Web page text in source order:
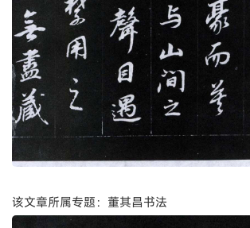
该文章所属专题：董其昌书法